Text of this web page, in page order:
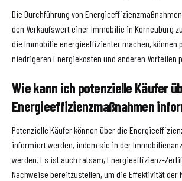
Die Durchführung von
den Verkaufswert einer Immobilie in Korneuburg
die Immobilie energieeffizienter machen, können
niedrigeren Energiekosten und anderen Vorteilen
Wie kann ich potenzielle Käufer
Energieeffizienzmaßnahmen
Potenzielle Käufer können über die
informiert werden, indem sie in der
werden. Es ist auch ratsam, Energieeffizienz-
Nachweise bereitzustellen, um die Effektivität der